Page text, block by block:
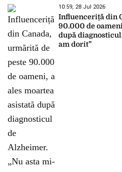
10:59, 28 Jul 2026
Influenceriță din
90.000 de
după
am dorit”